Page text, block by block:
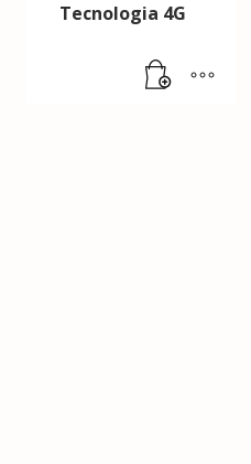
Tecnologia 4G